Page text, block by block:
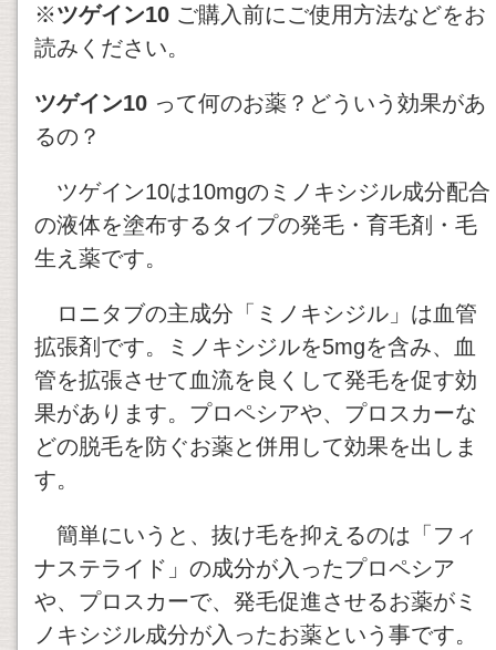
※ツゲイン10 ご購入前にご使用方法などをお
読みください。
ツゲイン10 って何のお薬？どういう効果があ
るの？
ツゲイン10は10mgのミノキシジル成分配合
の液体を塗布するタイプの発毛・育毛剤・毛
生え薬です。
ロニタブの主成分「ミノキシジル」は血管
拡張剤です。ミノキシジルを5mgを含み、血
管を拡張させて血流を良くして発毛を促す効
果があります。プロペシアや、プロスカーな
どの脱毛を防ぐお薬と併用して効果を出しま
す。
簡単にいうと、抜け毛を抑えるのは「フィ
ナステライド」の成分が入ったプロペシア
や、プロスカーで、発毛促進させるお薬がミ
ノキシジル成分が入ったお薬という事です。